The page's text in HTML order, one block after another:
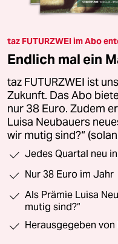
taz FUTURZWEI im Abo
Endlich mal ein
taz FUTURZWEI ist
Zukunft. Das Abo
nur 38 Euro. Zudem
Luisa Neubauers
wir mutig sind?“
Jedes Quartal neu
Nur 38 Euro im Jahr
Als Prämie Luisa
mutig sind?“
Herausgegeben von